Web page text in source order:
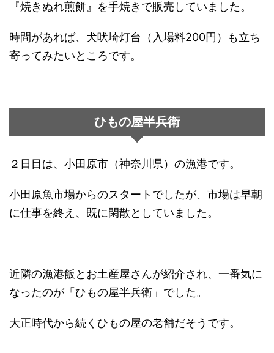
『焼きぬれ煎餅』を手焼きで販売していました。
時間があれば、犬吠埼灯台（入場料200円）も立ち
寄ってみたいところです。
ひもの屋半兵衛
２日目は、小田原市（神奈川県）の漁港です。
小田原魚市場からのスタートでしたが、市場は早朝
に仕事を終え、既に閑散としていました。
近隣の漁港飯とお土産屋さんが紹介され、一番気に
なったのが「ひもの屋半兵衛」でした。
大正時代から続くひもの屋の老舗だそうです。